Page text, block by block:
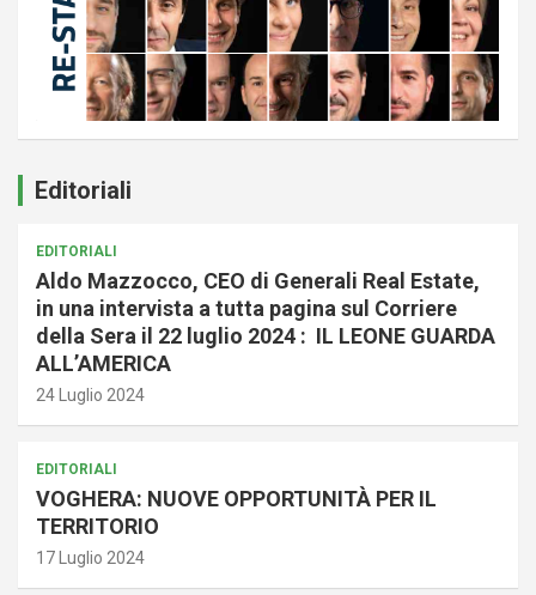
Editoriali
EDITORIALI
Aldo Mazzocco, CEO di Generali Real Estate,
in una intervista a tutta pagina sul Corriere
della Sera il 22 luglio 2024 : IL LEONE GUARDA
ALL’AMERICA
24 Luglio 2024
EDITORIALI
VOGHERA: NUOVE OPPORTUNITÀ PER IL
TERRITORIO
17 Luglio 2024